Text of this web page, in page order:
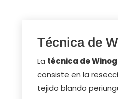
Técnica de
La técnica de
consiste en la
tejido blando